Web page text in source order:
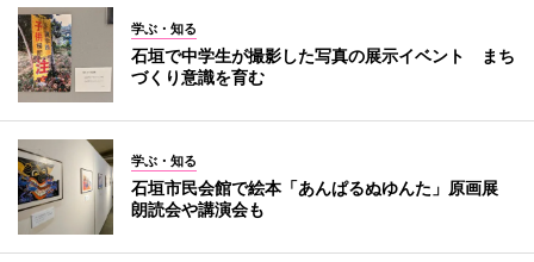
学ぶ・知る
石垣で中学生が撮影した写真の展示イベント まち
づくり意識を育む
学ぶ・知る
石垣市民会館で絵本「あんぱるぬゆんた」原画展
朗読会や講演会も